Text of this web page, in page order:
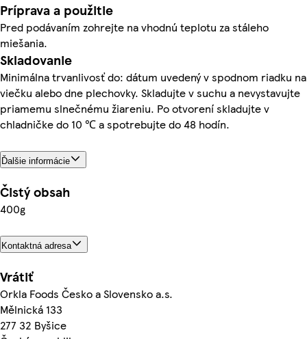
Príprava a použitie
Pred podávaním zohrejte na vhodnú teplotu za stáleho
miešania.
Skladovanie
Minimálna trvanlivosť do: dátum uvedený v spodnom riadku na
viečku alebo dne plechovky. Skladujte v suchu a nevystavujte
priamemu slnečnému žiareniu. Po otvorení skladujte v
chladničke do 10 ℃ a spotrebujte do 48 hodín.
Ďalšie informácie
Čistý obsah
400g
Kontaktná adresa
Vrátiť
Orkla Foods Česko a Slovensko a.s.
Mělnická 133
277 32 Byšice